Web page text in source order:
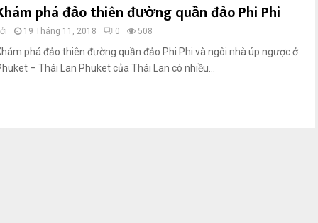
phá đảo thiên đường quần đảo Phi Phi
19 Tháng 11, 2018 0 508
phá đảo thiên đường quần đảo Phi Phi và ngôi nhà úp ngược ở
– Thái Lan Phuket của Thái Lan có nhiều...